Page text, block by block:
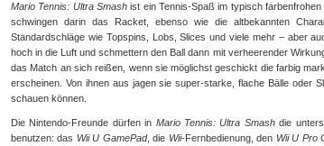
Mario Tennis: Ultra Smash ist ein Tennis-Spaß im typisch
schwingen darin das Racket, ebenso wie die altbekannten
Standardschläge wie Topspins, Lobs, Slices und viele mehr – aber
hoch in die Luft und schmettern den Ball dann mit verheerender
das Match an sich reißen, wenn sie möglichst geschickt die farbig
erscheinen. Von ihnen aus jagen sie super-starke, flache Bälle oder
schauen können.
Die Nintendo-Freunde dürfen in Mario Tennis: Ultra Smash die
benutzen: das Wii U GamePad, die Wii-Fernbedienung, den Wii U Pro